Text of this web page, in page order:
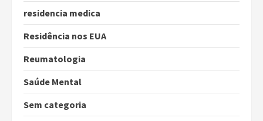
residencia medica
Residência nos EUA
Reumatologia
Saúde Mental
Sem categoria